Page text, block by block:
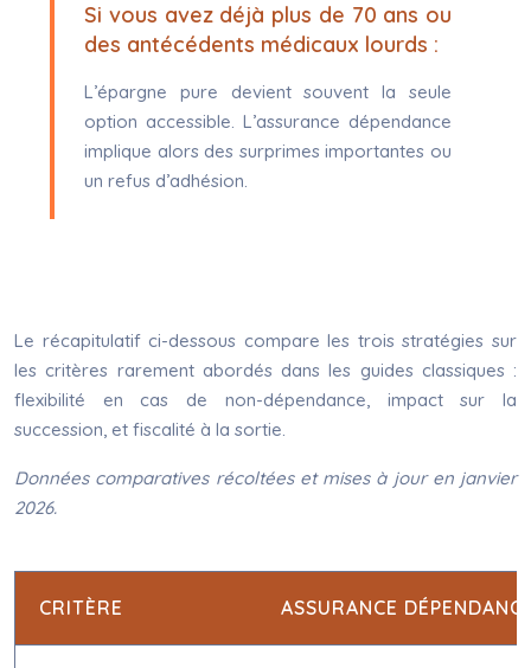
Si vous avez déjà plus de 70 ans ou
des antécédents médicaux lourds :
L’épargne pure devient souvent la seule
option accessible. L’assurance dépendance
implique alors des surprimes importantes ou
un refus d’adhésion.
Le récapitulatif ci-dessous compare les trois stratégies sur
les critères rarement abordés dans les guides classiques :
flexibilité en cas de non-dépendance, impact sur la
succession, et fiscalité à la sortie.
Données comparatives récoltées et mises à jour en janvier
2026.
CRITÈRE ASSURANCE